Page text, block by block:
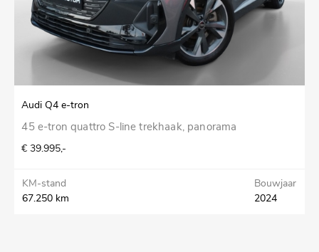
Audi Q4 e-tron
45 e-tron quattro S-line trekhaak, panorama
€ 39.995,-
KM-stand
67.250 km
Bouwjaar
2024